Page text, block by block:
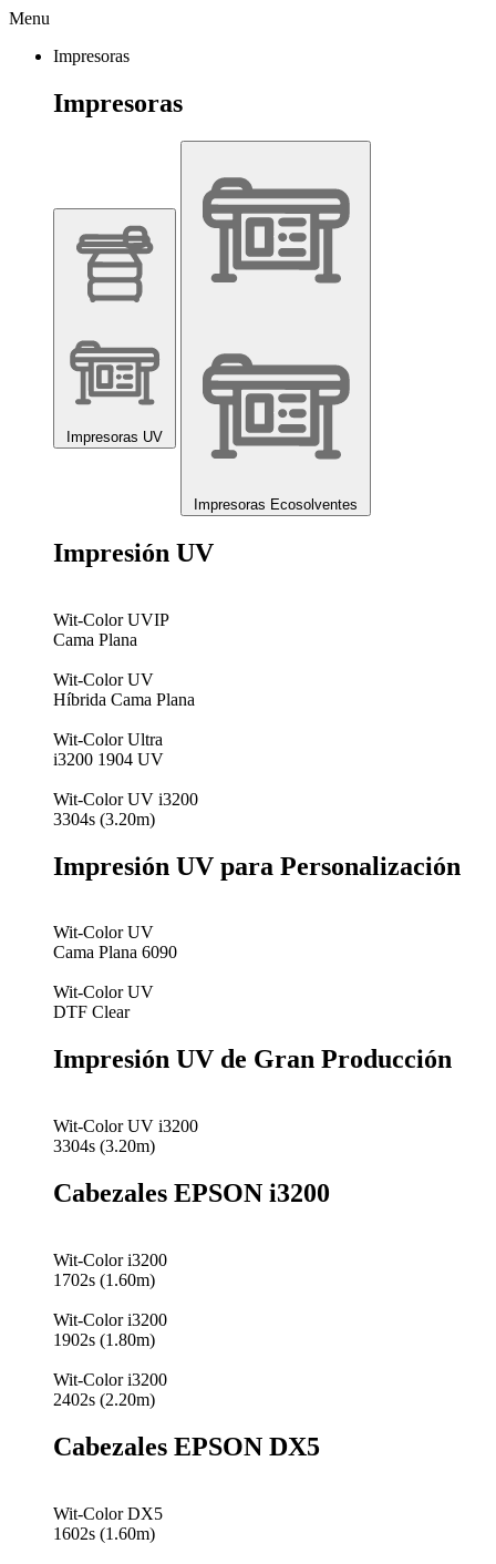
Menu
Impresoras
Impresoras
Impresoras UV
Impresoras Ecosolventes
Impresión UV
Wit-Color UVIP
Cama Plana
Wit-Color UV
Híbrida Cama Plana
Wit-Color Ultra
i3200 1904 UV
Wit-Color UV i3200
3304s (3.20m)
Impresión UV para Personalización
Wit-Color UV
Cama Plana 6090
Wit-Color UV
DTF Clear
Impresión UV de Gran Producción
Wit-Color UV i3200
3304s (3.20m)
Cabezales EPSON i3200
Wit-Color i3200
1702s (1.60m)
Wit-Color i3200
1902s (1.80m)
Wit-Color i3200
2402s (2.20m)
Cabezales EPSON DX5
Wit-Color DX5
1602s (1.60m)